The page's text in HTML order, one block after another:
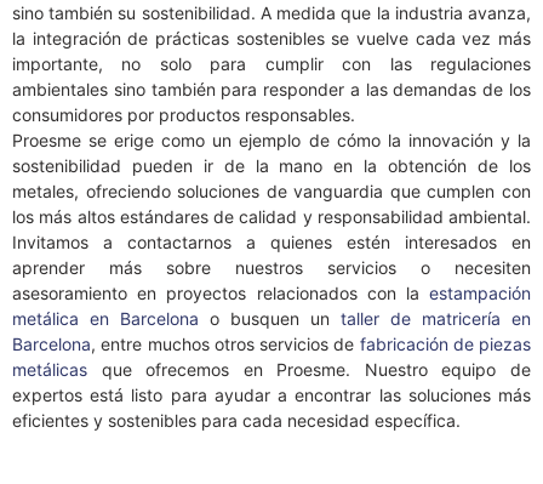
sino también su sostenibilidad. A medida que la industria avanza,
la integración de prácticas sostenibles se vuelve cada vez más
importante, no solo para cumplir con las regulaciones
ambientales sino también para responder a las demandas de los
consumidores por productos responsables.
Proesme se erige como un ejemplo de cómo la innovación y la
sostenibilidad pueden ir de la mano en la obtención de los
metales, ofreciendo soluciones de vanguardia que cumplen con
los más altos estándares de calidad y responsabilidad ambiental.
Invitamos a contactarnos a quienes estén interesados en
aprender más sobre nuestros servicios o necesiten
asesoramiento en proyectos relacionados con la estampación
metálica en Barcelona o busquen un taller de matricería en
Barcelona, entre muchos otros servicios de fabricación de piezas
metálicas que ofrecemos en Proesme. Nuestro equipo de
expertos está listo para ayudar a encontrar las soluciones más
eficientes y sostenibles para cada necesidad específica.